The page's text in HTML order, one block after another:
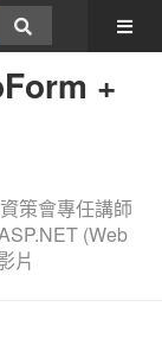
+
策會專任講師
(Web
片